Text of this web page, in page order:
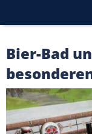
Bier-Bad